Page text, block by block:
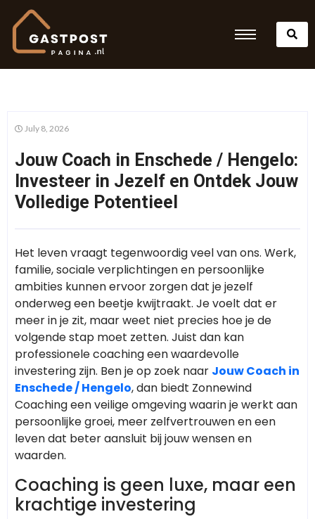
July 8, 2026
Jouw Coach in Enschede / Hengelo:
Investeer in Jezelf en Ontdek Jouw
Volledige Potentieel
Het leven vraagt tegenwoordig veel van ons. Werk,
familie, sociale verplichtingen en persoonlijke
ambities kunnen ervoor zorgen dat je jezelf
onderweg een beetje kwijtraakt. Je voelt dat er
meer in je zit, maar weet niet precies hoe je de
volgende stap moet zetten. Juist dan kan
professionele coaching een waardevolle
investering zijn. Ben je op zoek naar Jouw Coach in
Enschede / Hengelo, dan biedt Zonnewind
Coaching een veilige omgeving waarin je werkt aan
persoonlijke groei, meer zelfvertrouwen en een
leven dat beter aansluit bij jouw wensen en
waarden.
Coaching is geen luxe, maar een
krachtige investering